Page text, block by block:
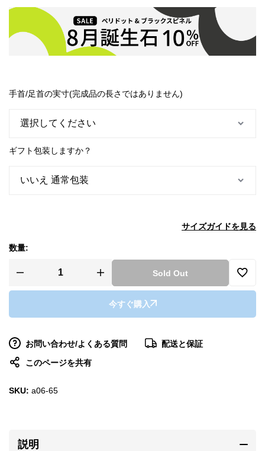
手首/足首の実寸(完成品の長さではありません)
ギフト包装しますか？
サイズガイドを見る
数量:
Sold Out
今すぐ購入
お問い合わせ/よくある質問
配送と保証
このページを共有
SKU: a06-65
説明